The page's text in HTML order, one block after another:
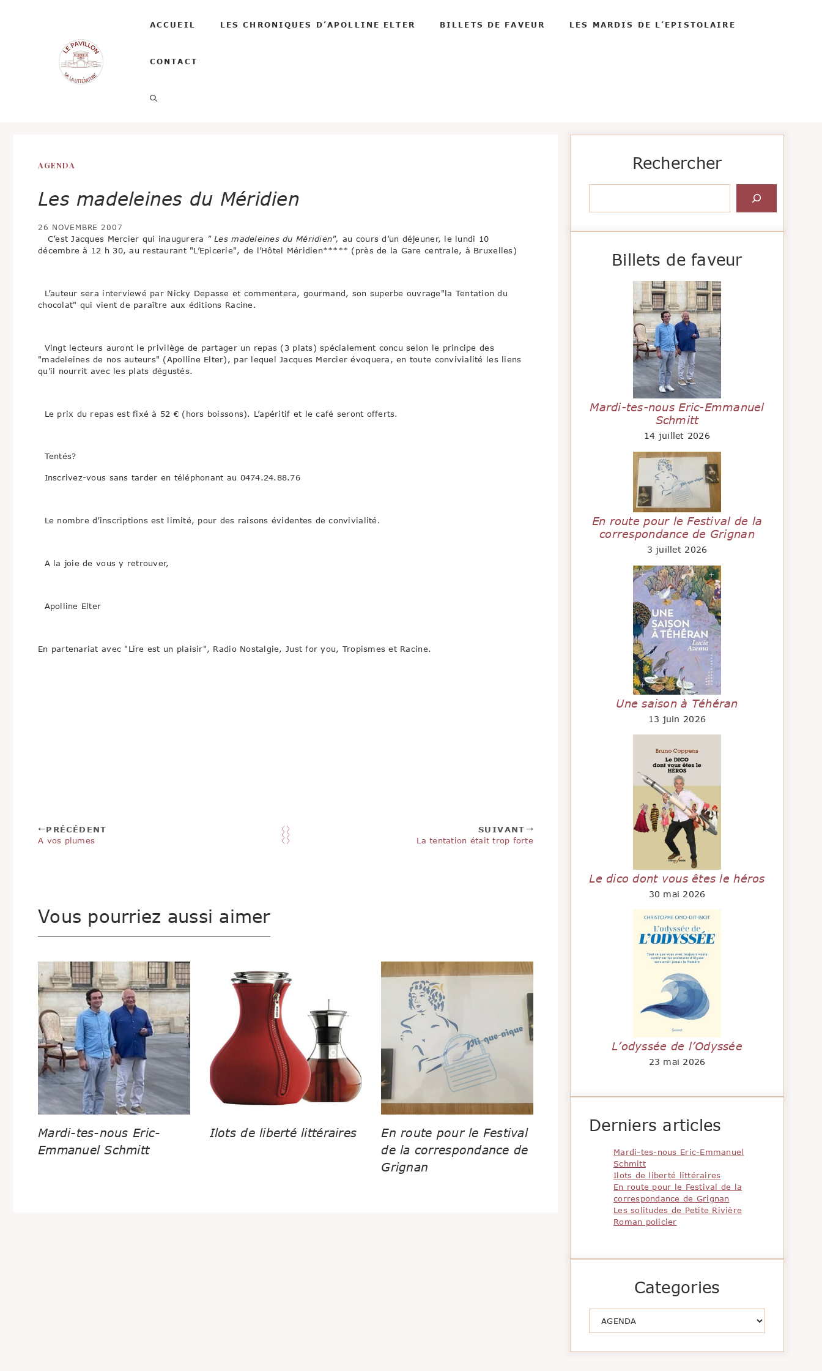
ACCUEIL LES CHRONIQUES D’APOLLINE ELTER BILLETS DE FAVEUR LES MARDIS DE L’EPISTOLAIRE
CONTACT
AGENDA
Les madeleines du Méridien
26 NOVEMBRE 2007
C’est Jacques Mercier qui inaugurera " Les madeleines du Méridien", au cours d’un déjeuner, le lundi 10
décembre à 12 h 30, au restaurant "L’Epicerie", de l’Hôtel Méridien***** (près de la Gare centrale, à Bruxelles)
L’auteur sera interviewé par Nicky Depasse et commentera, gourmand, son superbe ouvrage"la Tentation du
chocolat" qui vient de paraître aux éditions Racine.
Vingt lecteurs auront le privilège de partager un repas (3 plats) spécialement concu selon le principe des
"madeleines de nos auteurs" (Apolline Elter), par lequel Jacques Mercier évoquera, en toute convivialité les liens
qu’il nourrit avec les plats dégustés.
Le prix du repas est fixé à 52 € (hors boissons). L’apéritif et le café seront offerts.
Tentés?
Inscrivez-vous sans tarder en téléphonant au 0474.24.88.76
Le nombre d’inscriptions est limité, pour des raisons évidentes de convivialité.
A la joie de vous y retrouver,
Apolline Elter
En partenariat avec "Lire est un plaisir", Radio Nostalgie, Just for you, Tropismes et Racine.
PRÉCÉDENT
A vos plumes
SUIVANT
La tentation était trop forte
Vous pourriez aussi aimer
Mardi-tes-nous Eric-
Emmanuel Schmitt
Ilots de liberté littéraires
En route pour le Festival
de la correspondance de
Grignan
Rechercher
Billets de faveur
Mardi-tes-nous Eric-Emmanuel
Schmitt
14 juillet 2026
En route pour le Festival de la
correspondance de Grignan
3 juillet 2026
Une saison à Téhéran
13 juin 2026
Le dico dont vous êtes le héros
30 mai 2026
L’odyssée de l’Odyssée
23 mai 2026
Derniers articles
Mardi-tes-nous Eric-Emmanuel
Schmitt
Ilots de liberté littéraires
En route pour le Festival de la
correspondance de Grignan
Les solitudes de Petite Rivière
Roman policier
Categories